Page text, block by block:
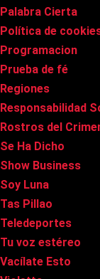
Palabra Cierta
Política de
Programacion
Prueba de fé
Regiones
Responsabilidad
Rostros del
Se Ha Dicho
Show Business
Soy Luna
Tas Pillao
Teledeportes
Tu voz estéreo
Vacílate Esto